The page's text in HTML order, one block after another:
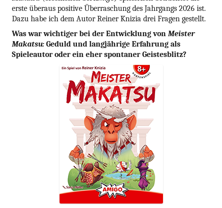
erste überaus positive Überraschung des Jahrgangs 2026 ist.
Dazu habe ich dem Autor Reiner Knizia drei Fragen gestellt.
Was war wichtiger bei der Entwicklung von Meister
Makatsu: Geduld und langjährige Erfahrung als
Spieleautor oder ein eher spontaner Geistesblitz?